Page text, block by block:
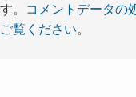
。
コメントデータの
覧ください